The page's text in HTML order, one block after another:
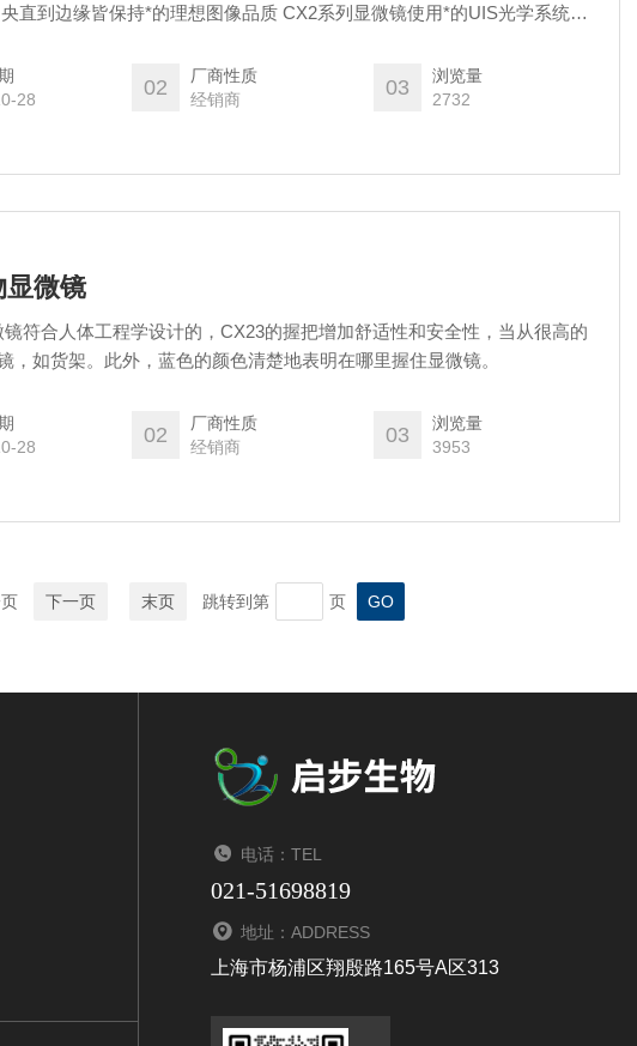
到边缘皆保持*的理想图像品质 CX2系列显微镜使用*的UIS光学系统在
28
02
厂商性质
经销商
03
浏览量
2732
显微镜
符合人体工程学设计的，CX23的握把增加舒适性和安全性，当从很高的
，如货架。此外，蓝色的颜色清楚地表明在哪里握住显微镜。
28
02
厂商性质
经销商
03
浏览量
3953
下一页 末页 跳转到第 页
电话：TEL
021-51698819
地址：ADDRESS
上海市杨浦区翔殷路165号A区313